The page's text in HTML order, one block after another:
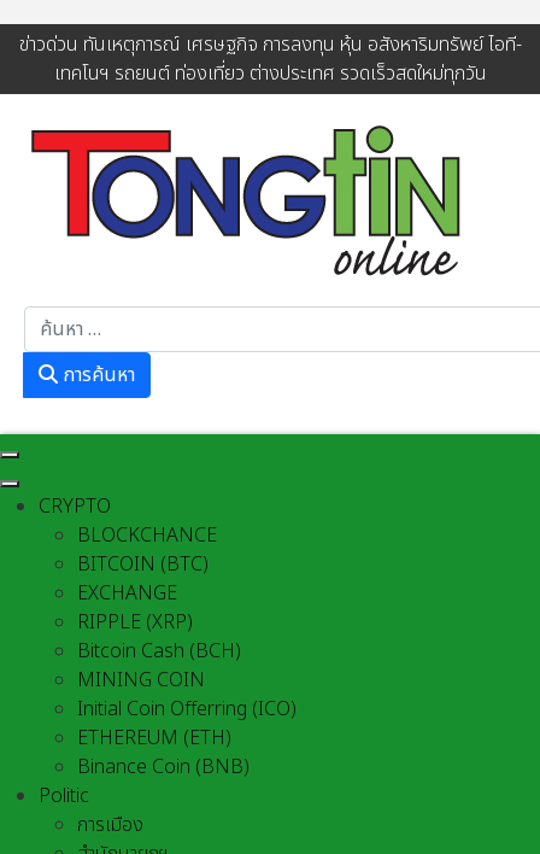
ข่าวด่วน ทันเหตุการณ์ เศรษฐกิจ การลงทุน หุ้น อสังหาริมทรัพย์ ไอที-
เทคโนฯ รถยนต์ ท่องเที่ยว ต่างประเทศ รวดเร็วสดใหม่ทุกวัน
การค้นหา
CRYPTO
BLOCKCHANCE
BITCOIN (BTC)
EXCHANGE
RIPPLE (XRP)
Bitcoin Cash (BCH)
MINING COIN
Initial Coin Offerring (ICO)
ETHEREUM (ETH)
Binance Coin (BNB)
Politic
การเมือง